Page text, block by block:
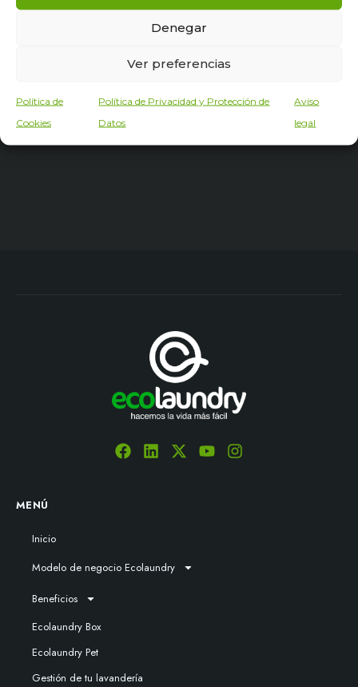
Denegar
Ver preferencias
Política de
Cookies
Política de Privacidad y Protección de
Datos
Aviso
legal
privacidad y protección de datos
MENÚ
Inicio
Modelo de negocio Ecolaundry
Beneficios
Ecolaundry Box
Ecolaundry Pet
Gestión de tu lavandería